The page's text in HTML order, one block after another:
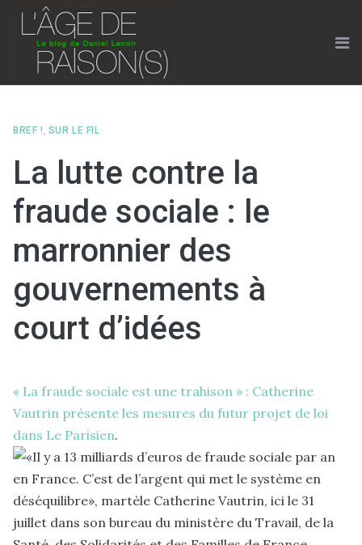
Skip
content
BREF ! , SUR LE FIL
La lutte contre la
fraude sociale : le
marronnier des
gouvernements à
court d’idées
« La fraude sociale est une trahison » : Catherine
Vautrin présente les mesures du futur projet de loi
dans Le Parisien.